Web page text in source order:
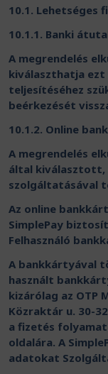
10.1. Lehetséges
10.1.1. Banki
A megrendelés
kiválaszthatja
teljesítéséhez
beérkezését
10.1.2. Online
A megrendelés
által kiválasztott,
szolgáltatásával
Az online
SimplePay
Felhasználó
A bankkártyával
használt
kizárólag az OTP
Közraktár u. 30-
a fizetés
oldalára. A
adatokat